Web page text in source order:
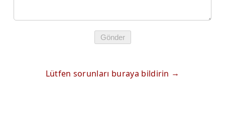
Gönder
Lütfen sorunları buraya bildirin